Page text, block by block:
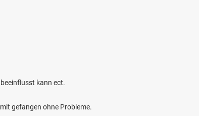
kann ect.
gefangen ohne Probleme.